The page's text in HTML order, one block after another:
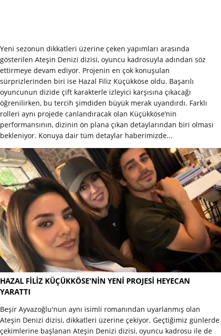
Yeni sezonun dikkatleri üzerine çeken yapımları arasında
gösterilen Ateşin Denizi dizisi, oyuncu kadrosuyla adından söz
ettirmeye devam ediyor. Projenin en çok konuşulan
sürprizlerinden biri ise Hazal Filiz Küçükköse oldu. Başarılı
oyuncunun dizide çift karakterle izleyici karşısına çıkacağı
öğrenilirken, bu tercih şimdiden büyük merak uyandırdı. Farklı
rolleri aynı projede canlandıracak olan Küçükköse’nin
performansının, dizinin ön plana çıkan detaylarından biri olması
bekleniyor. Konuya dair tüm detaylar haberimizde...
HAZAL FİLİZ KÜÇÜKKÖSE'NİN YENİ PROJESİ HEYECAN
YARATTI
Beşir Ayvazoğlu'nun aynı isimli romanından uyarlanmış olan
Ateşin Denizi dizisi, dikkatleri üzerine çekiyor. Geçtiğimiz günlerde
çekimlerine başlanan Ateşin Denizi dizisi, oyuncu kadrosu ile de